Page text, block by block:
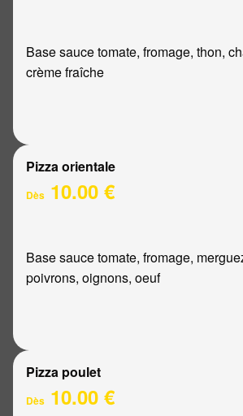
Base sauce tomate, fromage, thon,
crème fraîche
Pizza orientale
Dès 10.00 €
Base sauce tomate, fromage,
poivrons, oignons, oeuf
Pizza poulet
Dès 10.00 €